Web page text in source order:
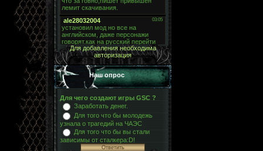
Для добавления необходима
авторизация
Наш опрос
Для чего создают игры GSC ?
Заработать денег.
Для того что бы молодежь
узнала о трагедий на ЧАЭС
Для того что бы вы стали
зависимы от сталкера:D!